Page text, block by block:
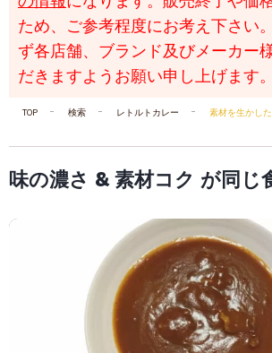
ため、ご参考程度にお考え下さい。
ず各店舗、ブランド及びメーカー
だきますようお願い申し上げます。
TOP 検索 レトルトカレー 素材を生かし
味の濃さ & 素材コク が同じ